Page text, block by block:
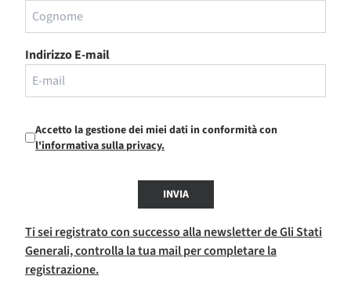
Indirizzo E-mail
Accetto la gestione dei miei dati in conformità con
l'informativa sulla privacy.
INVIA
Ti sei registrato con successo alla newsletter de Gli Stati
Generali, controlla la tua mail per completare la
registrazione.